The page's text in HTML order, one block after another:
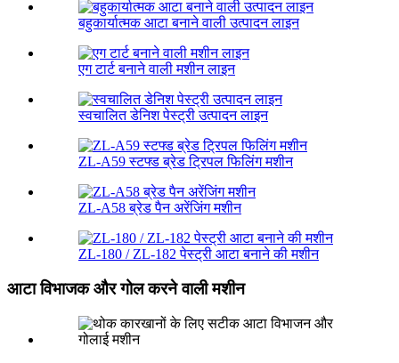
बहुकार्यात्मक आटा बनाने वाली उत्पादन लाइन
एग टार्ट बनाने वाली मशीन लाइन
स्वचालित डेनिश पेस्ट्री उत्पादन लाइन
ZL-A59 स्टफ्ड ब्रेड ट्रिपल फिलिंग मशीन
ZL-A58 ब्रेड पैन अरेंजिंग मशीन
ZL-180 / ZL-182 पेस्ट्री आटा बनाने की मशीन
आटा विभाजक और गोल करने वाली मशीन